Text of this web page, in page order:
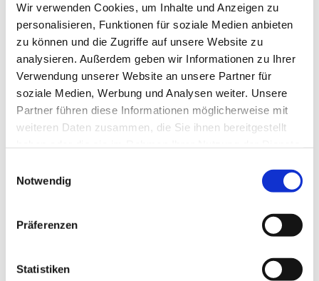
Wir verwenden Cookies, um Inhalte und Anzeigen zu
personalisieren, Funktionen für soziale Medien anbieten
zu können und die Zugriffe auf unsere Website zu
analysieren. Außerdem geben wir Informationen zu Ihrer
Verwendung unserer Website an unsere Partner für
soziale Medien, Werbung und Analysen weiter. Unsere
Partner führen diese Informationen möglicherweise mit
weiteren Daten zusammen, die Sie ihnen bereitgestellt
Notwendig
Präferenzen
Statistiken
Interessierte sind herzlich willkommen!